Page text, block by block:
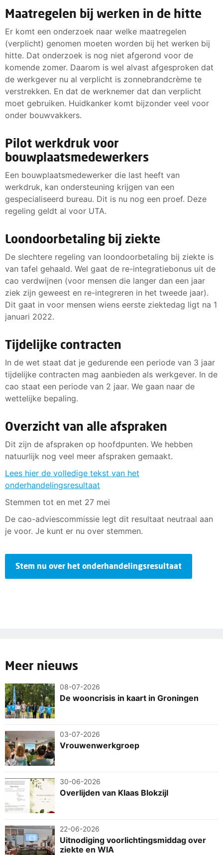
Maatregelen bij werken in de hitte
Er komt een onderzoek naar welke maatregelen
(verplicht) genomen moeten worden bij het werken bij
hitte. Dat onderzoek is nog niet afgerond voor de
komende zomer. Daarom is wel alvast afgesproken dat
de werkgever nu al verplicht is zonnebrandcrème te
verstrekken. En dat de werknemer dat dan verplicht
moet gebruiken. Huidkanker komt bijzonder veel voor
onder bouwvakkers.
Pilot werkdruk voor
bouwplaatsmedewerkers
Een bouwplaatsmedewerker die last heeft van
werkdruk, kan ondersteuning krijgen van een
gespecialiseerd bureau. Dit is nu nog een proef. Deze
regeling geldt al voor UTA.
Loondoorbetaling bij ziekte
De slechtere regeling van loondoorbetaling bij ziekte is
van tafel gehaald. Wel gaat de re-integratiebonus uit de
cao verdwijnen (voor mensen die langer dan een jaar
ziek zijn geweest en re-integreren in het tweede jaar).
Dit gaat in voor mensen wiens eerste ziektedag ligt na 1
januari 2022.
Tijdelijke contracten
In de wet staat dat je gedurende een periode van 3 jaar
tijdelijke contracten mag aanbieden als werkgever. In de
cao staat een periode van 2 jaar. We gaan naar de
wettelijke bepaling.
Overzicht van alle afspraken
Dit zijn de afspraken op hoofdpunten. We hebben
natuurlijk nog veel meer afspraken gemaakt.
Lees hier de volledige tekst van het
onderhandelingsresultaat
Stemmen tot en met 27 mei
De cao-adviescommissie legt dit resultaat neutraal aan
je voor. Je kunt er nu over stemmen.
Stem nu over het onderhandelingsresultaat
Meer nieuws
08-07-2026
De wooncrisis in kaart in Groningen
03-07-2026
Vrouwenwerkgroep
30-06-2026
Overlijden van Klaas Blokzijl
22-06-2026
Uitnodiging voorlichtingsmiddag over
ziekte en WIA